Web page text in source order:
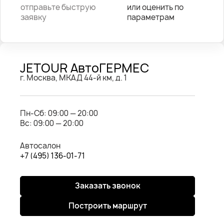
отправьте быструю
заявку
или оценить по
параметрам
JETOUR АвтоГЕРМЕС
г. Москва, МКАД 44-й км, д. 1
Пн-Cб: 09:00 — 20:00
Вс: 09:00 — 20:00
Автосалон
+7 (495) 136-01-71
Заказать звонок
Построить маршрут